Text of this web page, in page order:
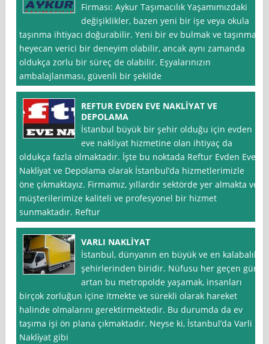
Firması: Aykur Taşımacılık Yaşamımızdaki
değişiklikler, bazen yeni bir işe veya okula
taşınma ihtiyacı doğurabilir. Yeni bir ev bulmak ve taşınmak
heyecan verici bir deneyim olabilir, ancak aynı zamanda
oldukça zorlu bir süreç de olabilir. Eşyalarınızın
ambalajlanması, güvenli bir şekilde
REFTUR EVDEN EVE NAKLİYAT VE
DEPOLAMA
İstanbul büyük bir şehir olduğu için evden
eve nakliyat hizmetine olan ihtiyaç da
oldukça fazla olmaktadır. İşte bu noktada Reftur Evden Eve
Nakli̇yat ve Depolama olarak İstanbul’da hizmetlerimizle
öne çıkmaktayız. Firmamız, yıllardır sektörde yer almakta ve
müşterilerimize kaliteli ve profesyonel bir hizmet
sunmaktadır. Reftur
VARLI NAKLİYAT
İstanbul, dünyanın en büyük ve en kalabalık
şehirlerinden biridir. Nüfusu her geçen gün
artan bu metropolde yaşamak, insanları
birçok zorluğun içine itmekte ve sürekli olarak hareket
halinde olmalarını gerektirmektedir. Bu durumda da ev
taşıma işi ön plana çıkmaktadır. Neyse ki, İstanbul’da Varli
Nakli̇yat gibi